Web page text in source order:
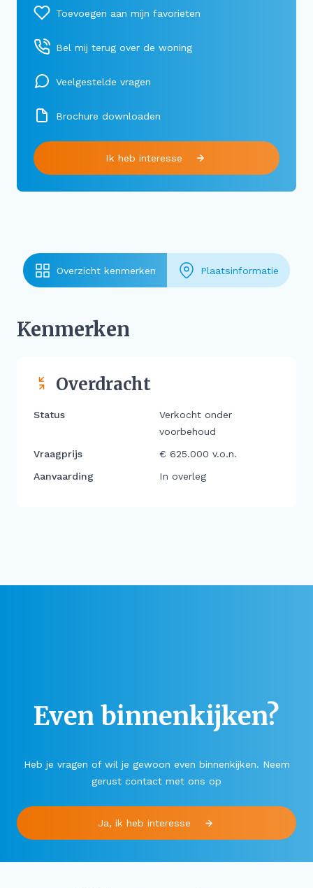
Bel mij terug over de woning
Veelgestelde vragen
Brochure downloaden
Ik heb interesse
Overzicht kenmerken Plaatsinformatie
Kenmerken
Overdracht
Status
Verkocht onder
voorbehoud
Vraagprijs
€ 625.000 v.o.n.
Aanvaarding
In overleg
Even binnenkijken?
Heb je vragen of wil je gewoon even binnenkijken. Neem
gerust contact met ons op
Ja, ik heb interesse